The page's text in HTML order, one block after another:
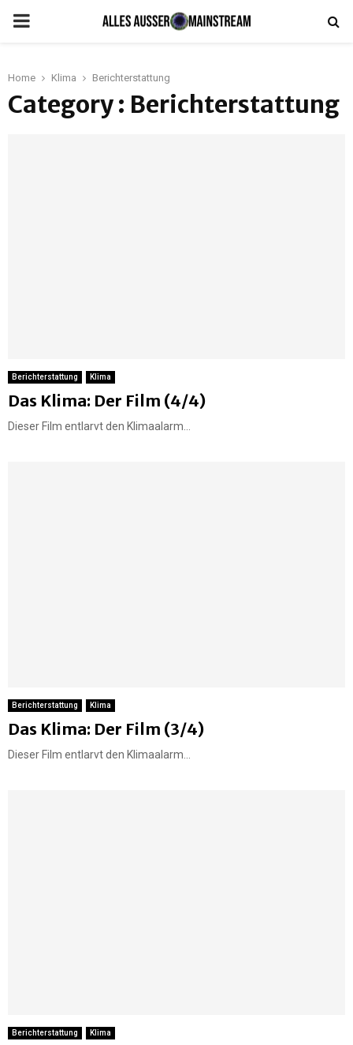
PRIMARY
Home Klima Berichterstattung
Category : Berichterstattung
Berichterstattung Klima
Das Klima: Der Film (4/4)
Dieser Film entlarvt den Klimaalarm...
Berichterstattung Klima
Das Klima: Der Film (3/4)
Dieser Film entlarvt den Klimaalarm...
Berichterstattung Klima